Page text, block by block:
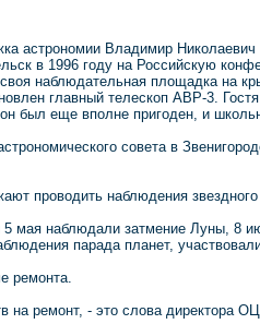
астрономии Владимир
в 1996 году на Российскую
наблюдательная площадка на
главный телескоп АВР-3.
был еще вполне пригоден, и
совета в
проводить наблюдения
5 мая наблюдали затмение Луны, 8
парада планет,
ремонта.
на ремонт, - это слова директора